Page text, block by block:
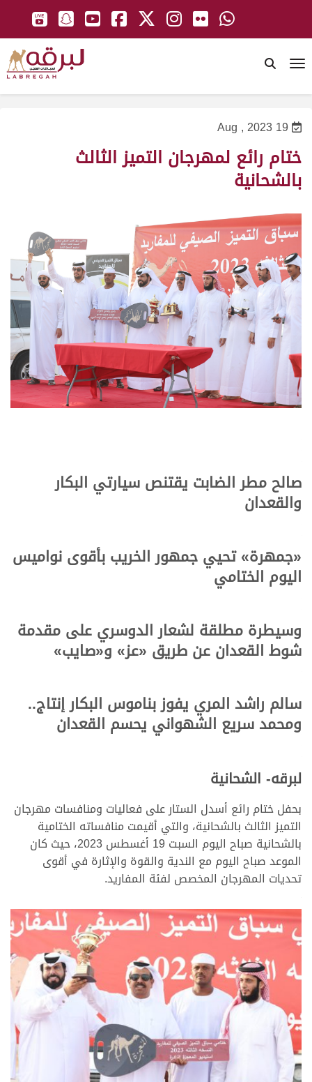
19 Aug , 2023
ختام رائع لمهرجان التميز الثالث
بالشحانية
صالح مطر الضابت يقتنص سيارتي البكار
والقعدان
«جمهرة»تحيي جمهور الخريب بأقوى نواميس
اليوم الختامي
وسيطرة مطلقة لشعار الدوسري على مقدمة
شوط القعدان عن طريق «عز» و«صايب»
سالم راشد المري يفوز بناموس البكار إنتاج..
ومحمد سريع الشهواني يحسم القعدان
لبرقه- الشحانية
بحفل ختام رائع أسدل الستار على فعاليات ومنافسات مهرجان
التميز الثالث بالشحانية، والتي أقيمت منافساته الختامية
بالشحانية صباح اليوم السبت 19 أغسطس 2023، حيث كان
الموعد صباح اليوم مع الندية والقوة والإثارة في أقوى
تحديات المهرجان المخصص لفئة المفاريد.